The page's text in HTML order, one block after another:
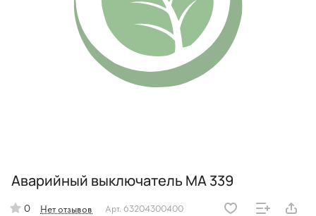
Аварийный выключатель MA 339
0 Нет отзывов Арт. 63204300400